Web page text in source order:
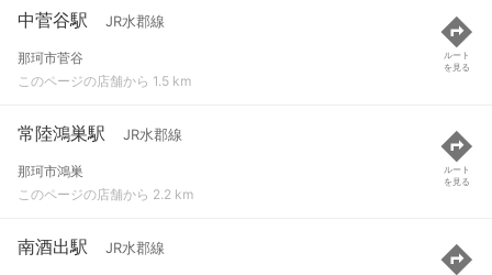
中菅谷駅 JR水郡線
那珂市菅谷
このページの店舗から 1.5 km
ルート
を見る
常陸鴻巣駅 JR水郡線
那珂市鴻巣
このページの店舗から 2.2 km
ルート
を見る
南酒出駅 JR水郡線